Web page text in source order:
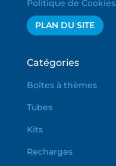
Politique de Cookies
PLAN DU SITE
Catégories
Boîtes à thèmes
Tubes
Kits
Recharges